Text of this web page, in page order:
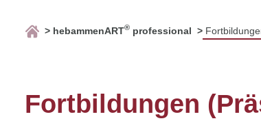
hebammenART® professional
Fortbildungen